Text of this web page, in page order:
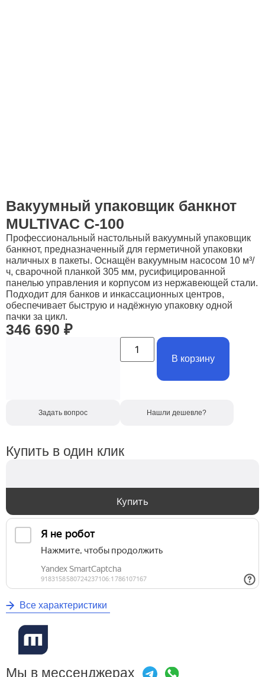
Вакуумный упаковщик банкнот
MULTIVAC C-100
Профессиональный настольный вакуумный упаковщик
банкнот, предназначенный для герметичной упаковки
наличных в пакеты. Оснащён вакуумным насосом 10 м³/
ч, сварочной планкой 305 мм, русифицированной
панелью управления и корпусом из нержавеющей стали.
Подходит для банков и инкассационных центров,
обеспечивает быструю и надёжную упаковку одной
пачки за цикл.
346 690 ₽
В корзину
Задать вопрос Нашли дешевле?
Купить в один клик
Купить
Все характеристики
Мы в мессенджерах